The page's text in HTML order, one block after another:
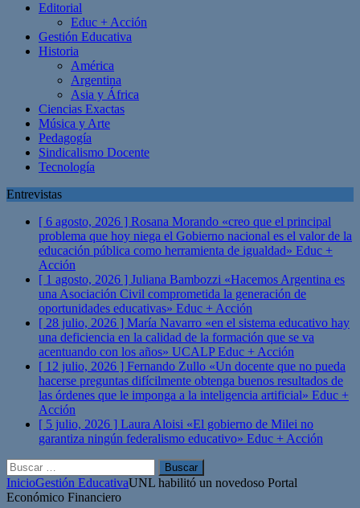
Editorial
Educ + Acción
Gestión Educativa
Historia
América
Argentina
Asia y África
Ciencias Exactas
Música y Arte
Pedagogía
Sindicalismo Docente
Tecnología
Entrevistas
[ 6 agosto, 2026 ] Rosana Morando «creo que el principal
problema que hoy niega el Gobierno nacional es el valor de la
educación pública como herramienta de igualdad» Educ +
Acción
[ 1 agosto, 2026 ] Juliana Bambozzi «Hacemos Argentina es
una Asociación Civil comprometida la generación de
oportunidades educativas» Educ + Acción
[ 28 julio, 2026 ] María Navarro «en el sistema educativo hay
una deficiencia en la calidad de la formación que se va
acentuando con los años» UCALPEduc + Acción
[ 12 julio, 2026 ] Fernando Zullo «Un docente que no pueda
hacerse preguntas difícilmente obtenga buenos resultados de
las órdenes que le imponga a la inteligencia artificial» Educ +
Acción
[ 5 julio, 2026 ] Laura Aloisi «El gobierno de Milei no
garantiza ningún federalismo educativo» Educ + Acción
Buscar:
InicioGestión EducativaUNL habilitó un novedoso Portal
Económico Financiero